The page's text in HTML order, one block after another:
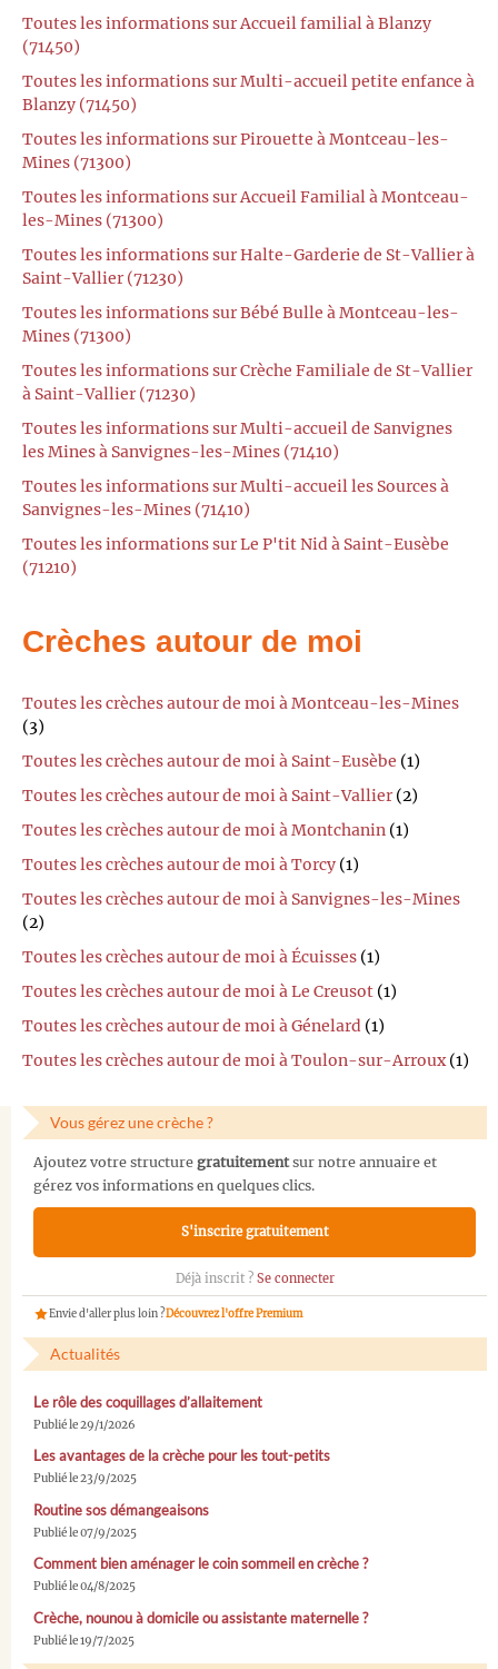
Toutes les informations sur Accueil familial à Blanzy
(71450)
Toutes les informations sur Multi-accueil petite enfance à
Blanzy (71450)
Toutes les informations sur Pirouette à Montceau-les-
Mines (71300)
Toutes les informations sur Accueil Familial à Montceau-
les-Mines (71300)
Toutes les informations sur Halte-Garderie de St-Vallier à
Saint-Vallier (71230)
Toutes les informations sur Bébé Bulle à Montceau-les-
Mines (71300)
Toutes les informations sur Crèche Familiale de St-Vallier
à Saint-Vallier (71230)
Toutes les informations sur Multi-accueil de Sanvignes
les Mines à Sanvignes-les-Mines (71410)
Toutes les informations sur Multi-accueil les Sources à
Sanvignes-les-Mines (71410)
Toutes les informations sur Le P'tit Nid à Saint-Eusèbe
(71210)
Crèches autour de moi
Toutes les crèches autour de moi à Montceau-les-Mines
(3)
Toutes les crèches autour de moi à Saint-Eusèbe (1)
Toutes les crèches autour de moi à Saint-Vallier (2)
Toutes les crèches autour de moi à Montchanin (1)
Toutes les crèches autour de moi à Torcy (1)
Toutes les crèches autour de moi à Sanvignes-les-Mines
(2)
Toutes les crèches autour de moi à Écuisses (1)
Toutes les crèches autour de moi à Le Creusot (1)
Toutes les crèches autour de moi à Génelard (1)
Toutes les crèches autour de moi à Toulon-sur-Arroux(1)
Vous gérez une crèche ?
Ajoutez votre structure gratuitementsur notre annuaire et
gérez vos informations en quelques clics.
S'inscrire gratuitement
Déjà inscrit ? Se connecter
Envie d'aller plus loin ?Découvrez l'offre Premium
Actualités
Le rôle des coquillages d’allaitement
Publié le 29/1/2026
Les avantages de la crèche pour les tout-petits
Publié le 23/9/2025
Routine sos démangeaisons
Publié le 07/9/2025
Comment bien aménager le coin sommeil en crèche ?
Publié le 04/8/2025
Crèche, nounou à domicile ou assistante maternelle ?
Publié le 19/7/2025